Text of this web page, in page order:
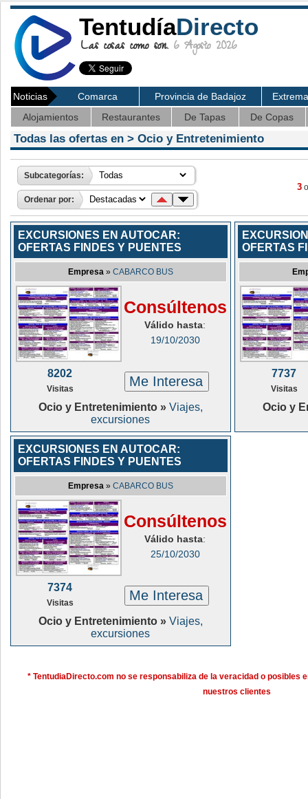
TentudíaDirecto
Las cosas como son. 6 Agosto 2026
Noticias Comarca Provincia de Badajoz
Alojamientos
Restaurantes De Tapas De Copas
Todas las ofertas en > Ocio y Entretenimiento
Subcategorías:
Ordenar por:
3
EXCURSIONES EN AUTOCAR:
OFERTAS FINDES Y PUENTES
Empresa » CABARCO BUS
Consúltenos
Válido hasta:
19/10/2030
8202
Visitas Me Interesa
Ocio y Entretenimiento » Viajes,
excursiones
OFERTAS
7737
Visitas
Ocio y
EXCURSIONES EN AUTOCAR:
OFERTAS FINDES Y PUENTES
Empresa » CABARCO BUS
Consúltenos
Válido hasta:
25/10/2030
7374
Visitas Me Interesa
Ocio y Entretenimiento » Viajes,
excursiones
* TentudiaDirecto.com no se responsabiliza de la veracidad o posibles
nuestros clientes